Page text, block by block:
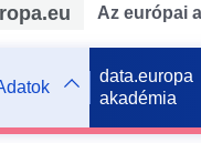
Az európai
data.europa
akadémia